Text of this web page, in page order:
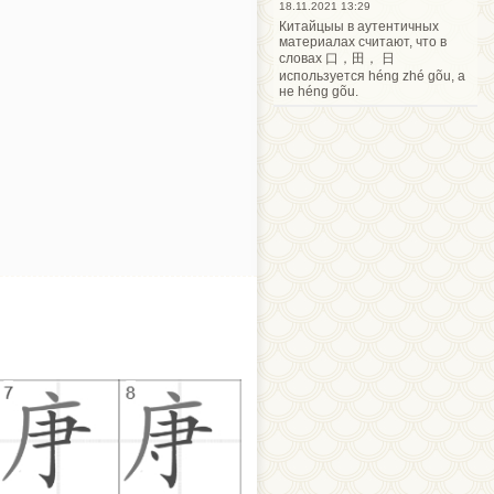
18.11.2021 13:29
Китайцыы в аутентичных
материалах считают, что в
словах 口，田， 日
используется héng zhé gõu, а
не héng gõu.